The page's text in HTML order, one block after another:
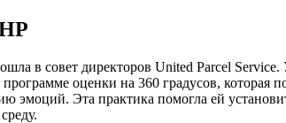
в совет директоров United Parcel
оценки на 360 градусов, которая
эмоций. Эта практика помогла ей